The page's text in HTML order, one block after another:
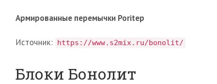
Армированные перемычки Poritep
Источник: https://www.s2mix.ru/bonolit/
Блоки Бонолит